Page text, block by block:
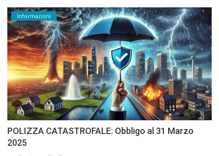
Informazioni
POLIZZA CATASTROFALE: Obbligo al 31 Marzo
2025